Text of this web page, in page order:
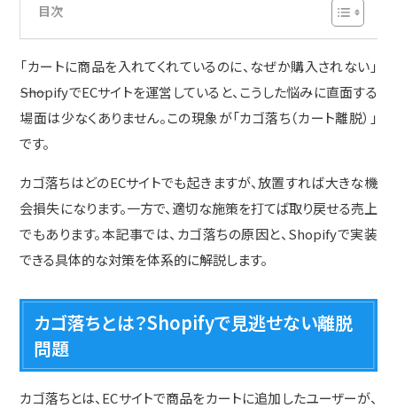
目次
「カートに商品を入れてくれているのに、なぜか購入されない」
――ShopifyでECサイトを運営していると、こうした悩みに直面する
場面は少なくありません。この現象が「カゴ落ち（カート離脱）」
です。
カゴ落ちはどのECサイトでも起きますが、放置すれば大きな機
会損失になります。一方で、適切な施策を打てば取り戻せる売上
でもあります。本記事では、カゴ落ちの原因と、Shopifyで実装
できる具体的な対策を体系的に解説します。
カゴ落ちとは？Shopifyで見逃せない離脱
問題
カゴ落ちとは、ECサイトで商品をカートに追加したユーザーが、